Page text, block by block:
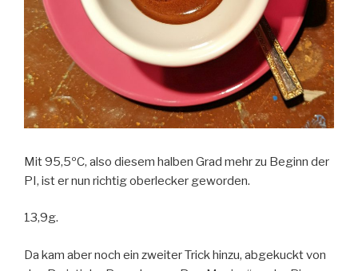
Mit 95,5ºC, also diesem halben Grad mehr zu Beginn der
PI, ist er nun richtig oberlecker geworden.
13,9g.
Da kam aber noch ein zweiter Trick hinzu, abgekuckt von